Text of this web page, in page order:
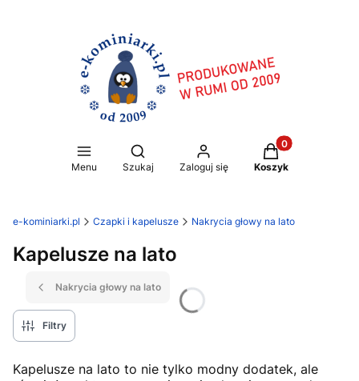
Menu
Otwórz wyszukiwarkę
Szukaj Zaloguj się
Produkty w
Koszyk
e-kominiarki.pl Czapki i kapelusze Nakrycia głowy na lato
Kapelusze na lato
Nakrycia głowy na lato
Filtry
Kapelusze na lato to nie tylko modny dodatek, ale